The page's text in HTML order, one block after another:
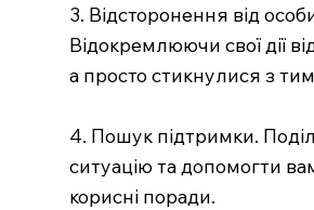
3. Відсторонення від
Відокремлюючи свої дії
а просто стикнулися з
4. Пошук підтримки.
ситуацію та допомогти
корисні поради.